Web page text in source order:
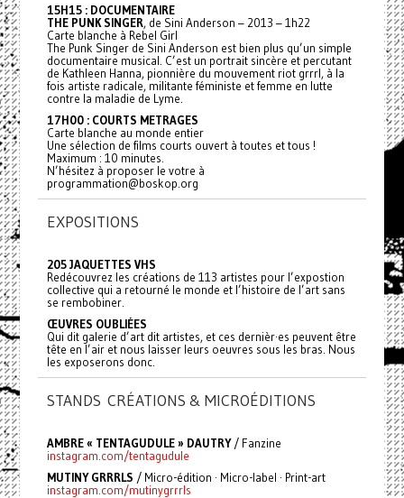
15H15 : DOCUMENTAIRE
THE PUNK SINGER, de Sini Anderson – 2013 – 1h22
Carte blanche à Rebel Girl
The Punk Singer de Sini Anderson est bien plus qu’un simple
documentaire musical. C’est un portrait sincère et percutant
de Kathleen Hanna, pionnière du mouvement riot grrrl, à la
fois artiste radicale, militante féministe et femme en lutte
contre la maladie de Lyme.
17H00 : COURTS METRAGES
Carte blanche au monde entier
Une sélection de films courts ouvert à toutes et tous !
Maximum : 10 minutes.
N’hésitez à proposer le votre à
programmation@boskop.org
EXPOSITIONS
205 JAQUETTES VHS
Redécouvrez les créations de 113 artistes pour l’expostion
collective qui a retourné le monde et l’histoire de l’art sans
se rembobiner.
ŒUVRES OUBLIÉES
Qui dit galerie d’art dit artistes, et ces dernièr·es peuvent être
tête en l’air et nous laisser leurs oeuvres sous les bras. Nous
les exposerons donc.
STANDS CRÉATIONS & MICROÉDITIONS
AMBRE « TENTAGUDULE » DAUTRY/ Fanzine
instagram.com/tentagudule
MUTINY GRRRLS / Micro-édition · Micro-label · Print-art
instagram.com/mutinygrrrls